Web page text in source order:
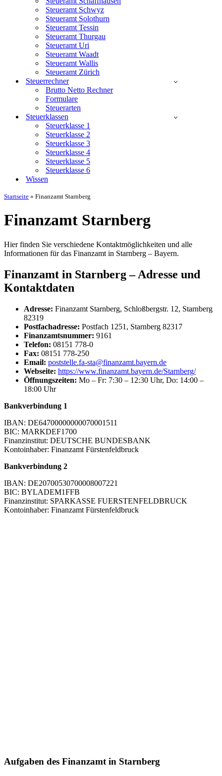
Steueramt Schwyz
Steueramt Solothurn
Steueramt Tessin
Steueramt Thurgau
Steueramt Uri
Steueramt Waadt
Steueramt Wallis
Steueramt Zürich
Steuerrechner
Brutto Netto Rechner
Formulare
Steuerarten
Steuerklassen
Steuerklasse 1
Steuerklasse 2
Steuerklasse 3
Steuerklasse 4
Steuerklasse 5
Steuerklasse 6
Wissen
Startseite » Finanzamt Starnberg
Finanzamt Starnberg
Hier finden Sie verschiedene Kontaktmöglichkeiten und alle
Informationen für das Finanzamt in Starnberg – Bayern.
Finanzamt in Starnberg – Adresse und
Kontaktdaten
Adresse: Finanzamt Starnberg, Schloßbergstr. 12, Starnberg
82319
Postfachadresse: Postfach 1251, Starnberg 82317
Finanzamtsnummer: 9161
Telefon: 08151 778-0
Fax: 08151 778-250
Email: poststelle.fa-sta@finanzamt.bayern.de
Webseite: https://www.finanzamt.bayern.de/Starnberg/
Öffnungszeiten: Mo – Fr: 7:30 – 12:30 Uhr, Do: 14:00 –
18:00 Uhr
Bankverbindung 1
IBAN: DE64700000000070001511
BIC: MARKDEF1700
Finanzinstitut: DEUTSCHE BUNDESBANK
Kontoinhaber: Finanzamt Fürstenfeldbruck
Bankverbindung 2
IBAN: DE20700530700008007221
BIC: BYLADEM1FFB
Finanzinstitut: SPARKASSE FUERSTENFELDBRUCK
Kontoinhaber: Finanzamt Fürstenfeldbruck
Aufgaben des Finanzamt in Starnberg